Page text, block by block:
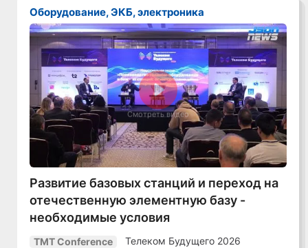
Оборудование, ЭКБ, электроника
Смотреть видео
Развитие базовых станций и переход на
отечественную элементную базу -
необходимые условия
TMT Conference Телеком Будущего 2026